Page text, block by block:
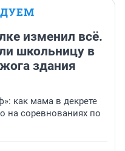
изменил всё.
школьницу в
здания
как мама в декрете
на соревнованиях по